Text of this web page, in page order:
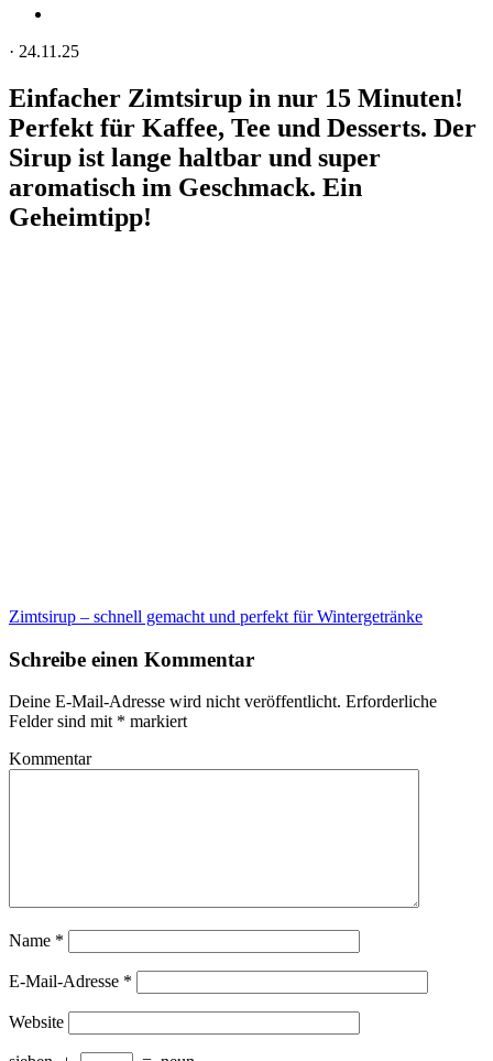
· 24.11.25
Einfacher Zimtsirup in nur 15 Minuten!
Perfekt für Kaffee, Tee und Desserts. Der
Sirup ist lange haltbar und super
aromatisch im Geschmack. Ein
Geheimtipp!
Zimtsirup – schnell gemacht und perfekt für Wintergetränke
Schreibe einen Kommentar
Deine E-Mail-Adresse wird nicht veröffentlicht. Erforderliche
Felder sind mit * markiert
Kommentar
Name *
E-Mail-Adresse *
Website